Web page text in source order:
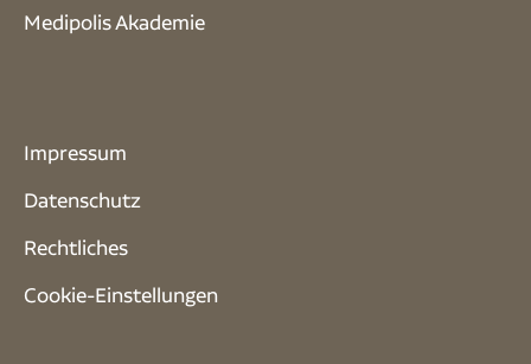
Medipolis Akademie
Impressum
Datenschutz
Rechtliches
Cookie-Einstellungen